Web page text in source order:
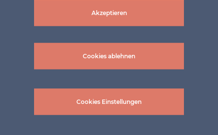
Akzeptieren
Cookies ablehnen
Cookies Einstellungen